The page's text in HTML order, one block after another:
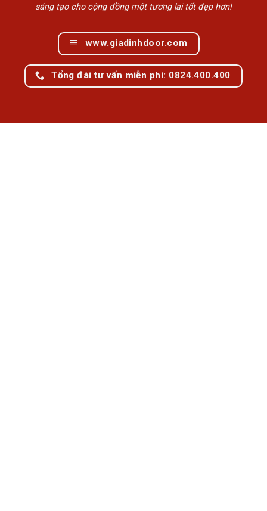
sáng tạo cho cộng đồng một tương lai tốt đẹp hơn!
www.giadinhdoor.com
Tổng đài tư vấn miễn phí: 0824.400.400